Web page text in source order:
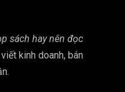
sách hay nên đọc
kinh doanh, bán